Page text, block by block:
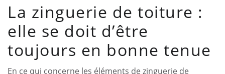
La zinguerie de toiture :
elle se doit d’être
toujours en bonne tenue
En ce qui concerne les éléments de zinguerie de